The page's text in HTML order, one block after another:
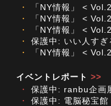
・
「NY情報」 <
・
「NY情報」 <
・
「NY情報」 <
・
保護中: いい人す
・
「NY情報」 <
イベントレポート >>
・
保護中: ranbu企画
・
保護中: 電脳秘宝館